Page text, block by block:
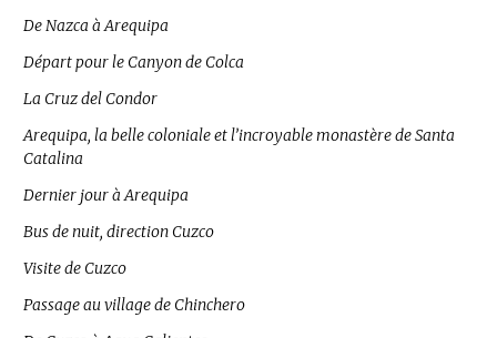
De Nazca à Arequipa
Départ pour le Canyon de Colca
La Cruz del Condor
Arequipa, la belle coloniale et l’incroyable monastère de Santa
Catalina
Dernier jour à Arequipa
Bus de nuit, direction Cuzco
Visite de Cuzco
Passage au village de Chinchero